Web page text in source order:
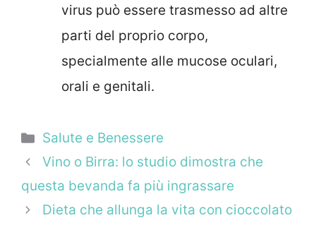
virus può essere trasmesso ad altre
parti del proprio corpo,
specialmente alle mucose oculari,
orali e genitali.
Categorie
Salute e Benessere
Vino o Birra: lo studio dimostra che
questa bevanda fa più ingrassare
Dieta che allunga la vita con cioccolato